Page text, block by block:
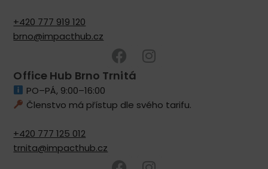
+420 777 919 120
brno@impacthub.cz
Office Hub Brno Trnitá
PO–PÁ, 9:00–16:00
Členstvo má přístup dle svého tarifu.
+420 777 125 012
trnita@impacthub.cz